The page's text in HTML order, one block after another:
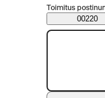
Valitse tilaustapa
Toimitus
00220